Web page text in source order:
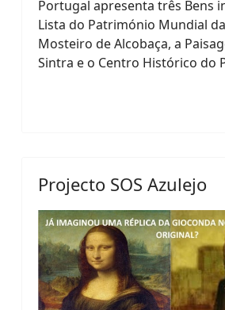
Portugal apresenta três Bens
Lista do Património Mundial da
Mosteiro de Alcobaça, a
Sintra e o Centro Histórico do
Projecto SOS Azulejo